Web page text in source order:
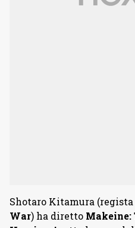
Shotaro Kitamura
War) ha diretto Makeine: